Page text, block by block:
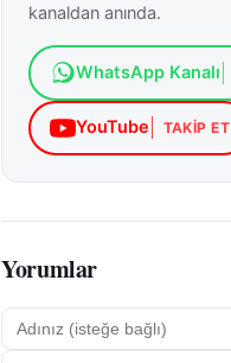
kanaldan anında.
WhatsApp Kanalı
YouTube TAKIP ET
Yorumlar